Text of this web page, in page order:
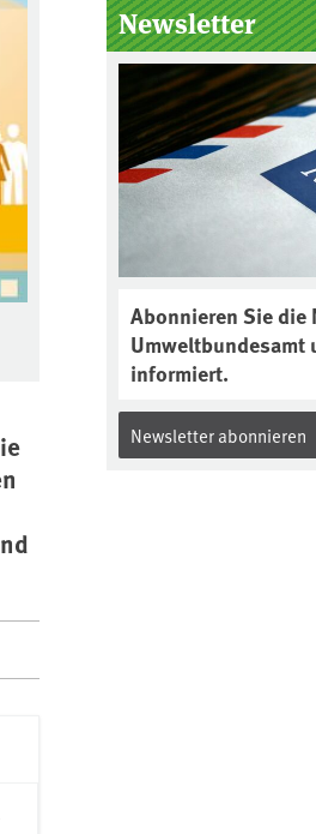
Newsletter
Abonnieren Sie die
Umweltbundesamt
informiert.
Newsletter abonnieren